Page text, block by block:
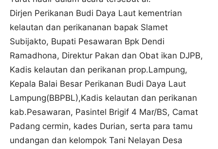
Dirjen Perikanan Budi Daya Laut kementrian
kelautan dan perikananan bapak Slamet
Subijakto, Bupati Pesawaran Bpk Dendi
Ramadhona, Direktur Pakan dan Obat ikan DJPB,
Kadis kelautan dan perikanan prop.Lampung,
Kepala Balai Besar Perikanan Budi Daya Laut
Lampung(BBPBL),Kadis kelautan dan perikanan
kab.Pesawaran, Pasintel Brigif 4 Mar/BS, Camat
Padang cermin, kades Durian, serta para tamu
undangan dan kelompok Tani Nelayan Desa